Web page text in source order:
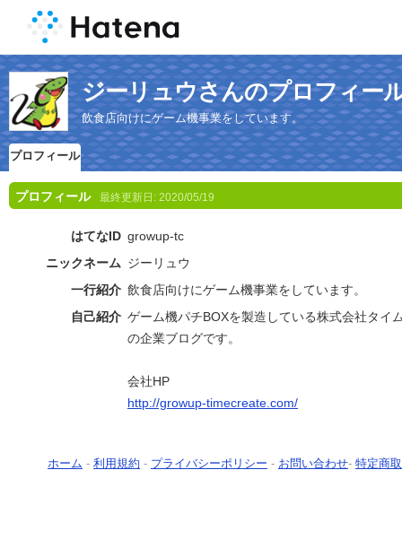
ジーリュウさんのプロフィー
飲食店向けにゲーム機事業をしています。
プロフィール
プロフィール 最終更新日: 2020/05/19
はてなID growup-tc
ニックネーム ジーリュウ
一行紹介 飲食店向けにゲーム機事業をしています。
自己紹介 ゲーム機パチBOXを製造している株式会社タイ
の企業ブログです。
会社HP
http://growup-timecreate.com/
ホーム - 利用規約 - プライバシーポリシー - お問い合わせ- 特定商